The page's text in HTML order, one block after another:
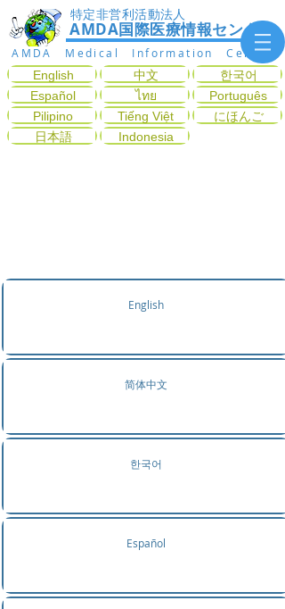
AMDA国際医療情報センター
特定非営利活動法人
AMDA Medical Information Center
English
Español
Pilipino
日本語
中文
ไทย
Tiếng Việt
Indonesia
한국어
Português
にほんご
English
简体中文
한국어
Español